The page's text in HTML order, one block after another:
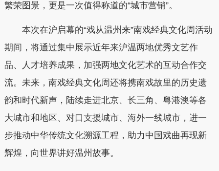
繁荣图景，更是一次值得称道的“城市营销”。
本次在沪启幕的“戏从温州来”南戏经典文化周活动
期间，将通过集中展示近年来沪温两地优秀文艺作
品、人才培养成果，加强两地文化艺术的互动合作交
流。未来，南戏经典文化周还将携南戏故里的历史遗
韵和时代新声，陆续走进北京、长三角、粤港澳等各
大城市和地区、对口支援城市、海外一线城市，进一
步推动中华传统文化溯源工程，助力中国戏曲再现新
辉煌，向世界讲好温州故事。